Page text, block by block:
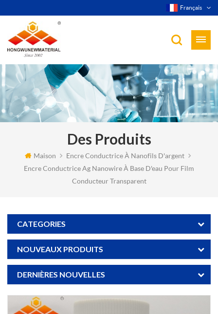
Français
Des Produits
Maison
Encre Conductrice À Nanofils D'argent
Encre Conductrice Ag Nanowire À Base D'eau Pour Film
Conducteur Transparent
CATEGORIES
NOUVEAUX PRODUITS
DERNIÈRES NOUVELLES